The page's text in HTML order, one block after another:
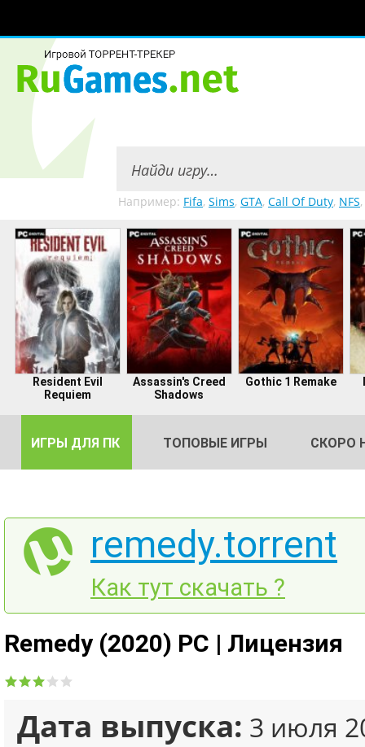
Например: Fifa, Sims, GTA, Call Of Duty, NFS,
Resident Evil
Requiem
Assassin's Creed
Shadows
Gothic 1 Remake
ИГРЫ ДЛЯ ПК ТОПОВЫЕ ИГРЫ СКОРО
remedy.torrent
Как тут скачать ?
Remedy (2020) PC | Лицензия
Дата выпуска: 3 июля